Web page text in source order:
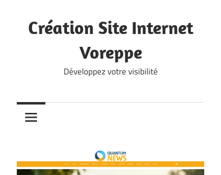
content
Création Site Internet
Voreppe
Développez votre visibilité